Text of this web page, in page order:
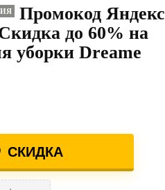
Промокод Яндекс
до 60% на
уборки Dreame
СКИДКА